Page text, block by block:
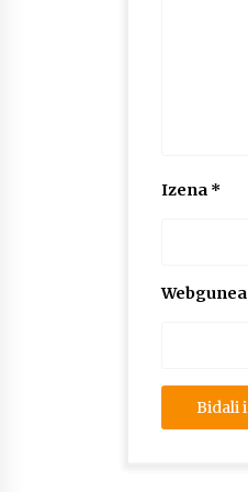
Izena *
Webgunea